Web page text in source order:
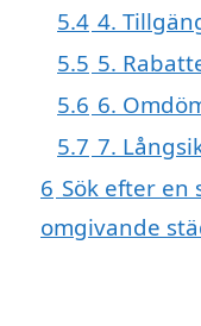
5.4 4.
5.5 5.
5.6 6.
5.7 7.
6 Sök efter en
omgivande